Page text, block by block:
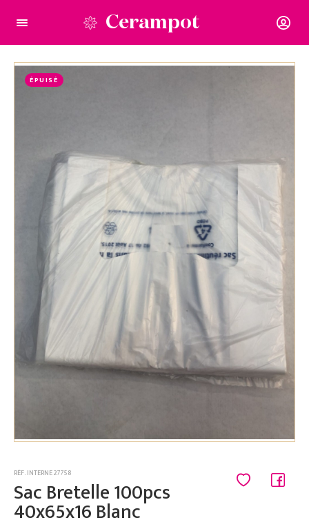
Cerampot
ÉPUISÉ
RÉF. INTERNE 27758
Sac Bretelle 100pcs
40x65x16 Blanc